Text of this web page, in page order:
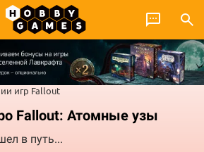
игр Fallout
Fallout: Атомные узы
в путь...